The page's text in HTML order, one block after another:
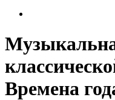
Времена